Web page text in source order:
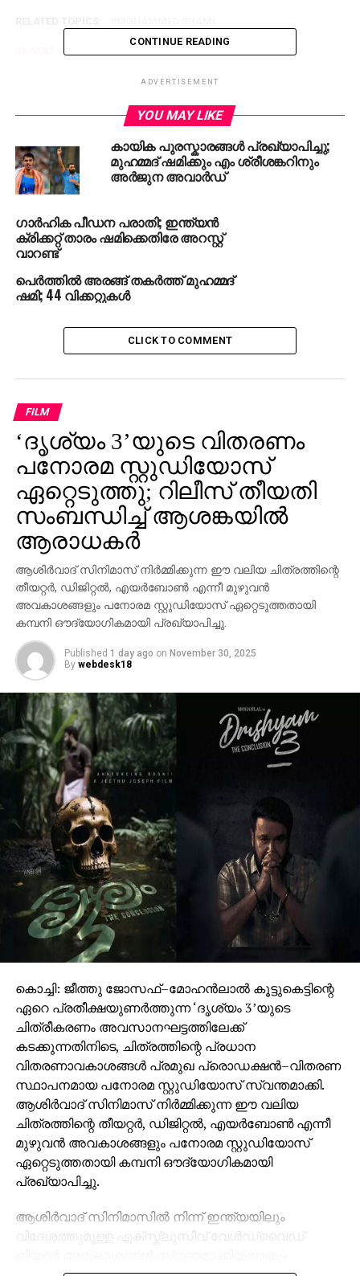
അപ്രസക്തമാകുന്നു
ഖത്തറിന് ഐക്യരാഷ്ട്ര സഭ സെക്രട്ടറി
ജനറലിന്റെ പ്രശംസ
CONTINUE READING
ADVERTISEMENT
YOU MAY LIKE
കായിക പുരസ്കാരങ്ങൾ പ്രഖ്യാപിച്ചു;
മുഹമ്മദ് ഷമിക്കും എം ശ്രീശങ്കറിനും
അർജുന അവാർഡ്
ഗാര്‍ഹിക പീഡന പരാതി; ഇന്ത്യന്‍
ക്രിക്കറ്റ് താരം ഷമിക്കെതിരേ അറസ്റ്റ്
വാറണ്ട്
പെര്‍ത്തില്‍ അരങ്ങ് തകര്‍ത്ത് മുഹമ്മദ്
ഷമി; 44 വിക്കറ്റുകള്‍
CLICK TO COMMENT
FILM
‘ദൃശ്യം 3’യുടെ വിതരണം
പനോരമ സ്റ്റുഡിയോസ്
ഏറ്റെടുത്തു; റിലീസ് തീയതി
സംബന്ധിച്ച് ആശങ്കയിൽ
ആരാധകർ
ആശിർവാദ് സിനിമാസ് നിർമ്മിക്കുന്ന ഈ വലിയ ചിത്രത്തിന്റെ
തീയറ്റർ, ഡിജിറ്റൽ, എയർബോൺ എന്നീ മുഴുവൻ
അവകാശങ്ങളും പനോരമ സ്റ്റുഡിയോസ് ഏറ്റെടുത്തതായി
കമ്പനി ഔദ്യോഗികമായി പ്രഖ്യാപിച്ചു.
Published 1 day ago on November 30, 2025
By webdesk18
കൊച്ചി: ജീത്തു ജോസഫ്–മോഹൻലാൽ കൂട്ടുകെട്ടിന്റെ
ഏറെ പ്രതീക്ഷയുണർത്തുന്ന ‘ദൃശ്യം 3’യുടെ
ചിത്രീകരണം അവസാനഘട്ടത്തിലേക്ക്
കടക്കുന്നതിനിടെ, ചിത്രത്തിന്റെ പ്രധാന
വിതരണാവകാശങ്ങൾ പ്രമുഖ പ്രൊഡക്ഷൻ–വിതരണ
സ്ഥാപനമായ പനോരമ സ്റ്റുഡിയോസ് സ്വന്തമാക്കി.
ആശിർവാദ് സിനിമാസ് നിർമ്മിക്കുന്ന ഈ വലിയ
ചിത്രത്തിന്റെ തീയറ്റർ, ഡിജിറ്റൽ, എയർബോൺ എന്നീ
മുഴുവൻ അവകാശങ്ങളും പനോരമ സ്റ്റുഡിയോസ്
ഏറ്റെടുത്തതായി കമ്പനി ഔദ്യോഗികമായി
പ്രഖ്യാപിച്ചു.
ആശിർവാദ് സിനിമാസിൽ നിന്ന് ഇന്ത്യയിലും
വിദേശത്തുമുള്ള എക്സ്ക്ലൂസീവ് വേൾഡ്‌വൈഡ്